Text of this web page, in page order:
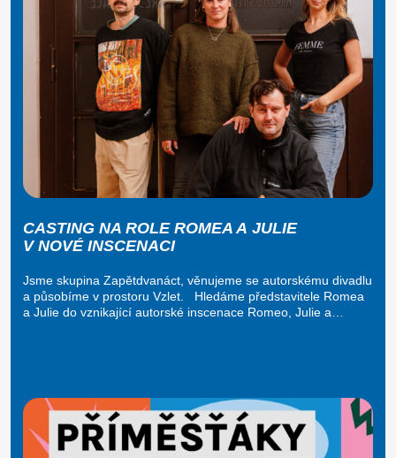
CASTING NA ROLE ROMEA A JULIE
V NOVÉ INSCENACI
Jsme skupina Zapětdvanáct, věnujeme se autorskému divadlu
a působíme v prostoru Vzlet. Hledáme představitele Romea
a Julie do vznikající autorské inscenace Romeo, Julie a…